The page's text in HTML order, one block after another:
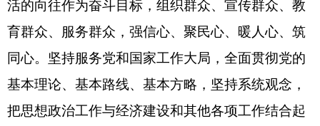
活的向往作为奋斗目标，组织群众、宣传群众、教
育群众、服务群众，强信心、聚民心、暖人心、筑
同心。坚持服务党和国家工作大局，全面贯彻党的
基本理论、基本路线、基本方略，坚持系统观念，
把思想政治工作与经济建设和其他各项工作结合起